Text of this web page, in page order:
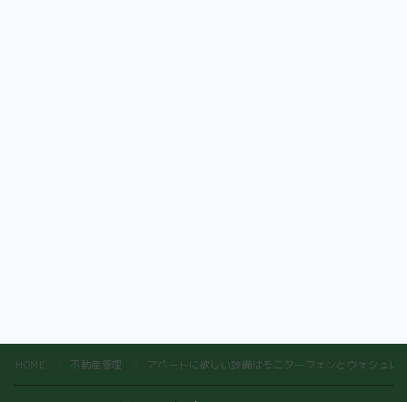
HOME 不動産管理 アパートに欲しい設備はモニターフォンとウォシュレ